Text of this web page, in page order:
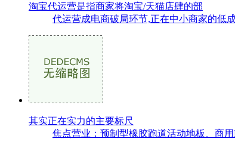
淘宝代运营是指商家将淘宝/天猫店肆的部
代运营成电商破局环节,正在中小商家的低
其实正在实力的主要标尺
焦点营业：预制型橡胶跑道活动地板、商